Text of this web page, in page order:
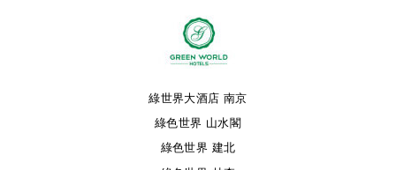
綠世界大酒店 南京
綠色世界 山水閣
綠色世界 建北